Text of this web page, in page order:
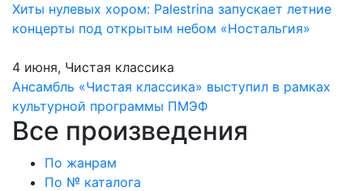
Хиты нулевых хором: Palestrina запускает летние
концерты под открытым небом «Ностальгия»
4 июня, Чистая классика
Ансамбль «Чистая классика» выступил в рамках
культурной программы ПМЭФ
Все произведения
По жанрам
По № каталога